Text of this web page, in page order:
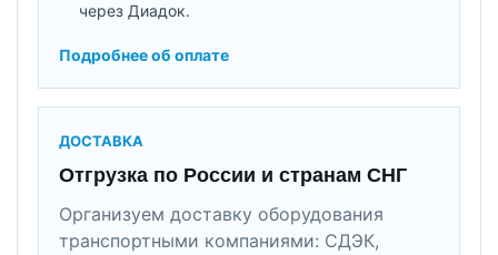
через Диадок.
Подробнее об оплате
ДОСТАВКА
Отгрузка по России и странам СНГ
Организуем доставку оборудования
транспортными компаниями: СДЭК,